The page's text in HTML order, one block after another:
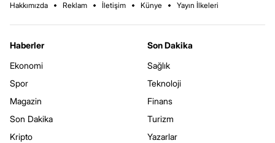
Hakkımızda Reklam İletişim Künye Yayın İlkeleri
Haberler
Ekonomi
Spor
Magazin
Son Dakika
Kripto
Son Dakika
Sağlık
Teknoloji
Finans
Turizm
Yazarlar